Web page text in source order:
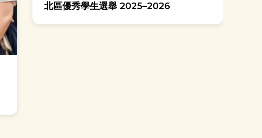
大哥哥大姐姐計劃：「中學大不同」開學活動
北區優秀學生選舉 2025–2026